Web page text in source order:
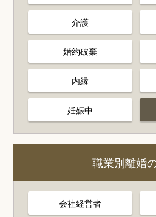
介護
婚約破棄
内縁
妊娠中
職業別離婚
会社経営者